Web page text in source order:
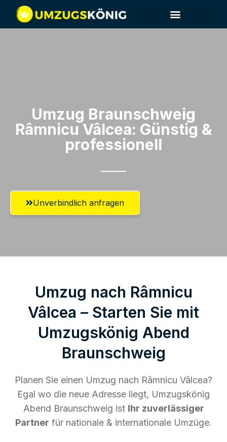
Umzug Braunschweig​
Râmnicu Vâlcea: Günstig &
professionell​
Unverbindlich anfragen
Umzug nach Râmnicu
Vâlcea – Starten Sie mit
Umzugskönig Abend
Braunschweig
Planen Sie einen Umzug nach Râmnicu Vâlcea?
Egal wo die neue Adresse liegt, Umzugskönig
Abend Braunschweig ist Ihr zuverlässiger
Partner für nationale & internationale Umzüge.